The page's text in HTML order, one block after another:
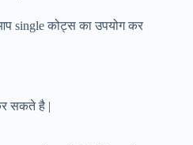
single कोट्स का उपयोग कर
सकते है |